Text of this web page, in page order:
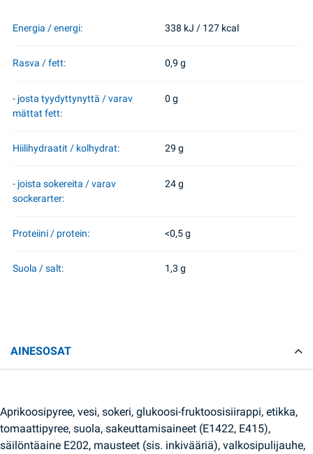
Energia / energi: 338 kJ / 127 kcal
Rasva / fett: 0,9 g
- josta tyydyttynyttä / varav
mättat fett:
0 g
Hiilihydraatit / kolhydrat: 29 g
- joista sokereita / varav
sockerarter:
24 g
Proteiini / protein: <0,5 g
Suola / salt: 1,3 g
AINESOSAT
Aprikoosipyree, vesi, sokeri, glukoosi-fruktoosisiirappi, etikka,
tomaattipyree, suola, sakeuttamisaineet (E1422, E415),
säilöntäaine E202, mausteet (sis. inkivääriä), valkosipulijauhe,